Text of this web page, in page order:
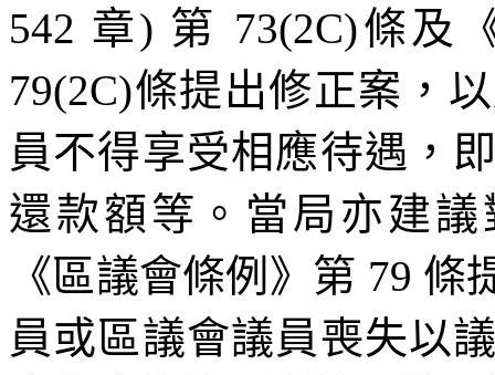
542 章) 第 73(2C)條及
79(2C)條提出修正案，
員不得享受相應待遇，
還款額等。當局亦建
《區議會條例》第 79
員或區議會議員喪失以